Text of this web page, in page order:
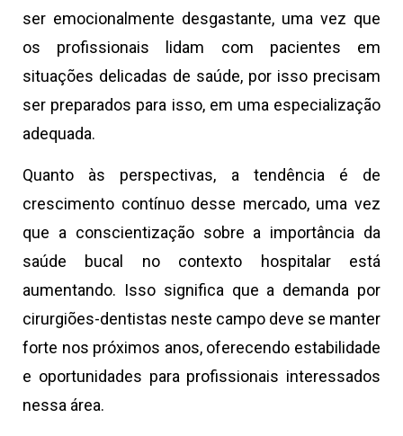
ser emocionalmente desgastante, uma vez que
os profissionais lidam com pacientes em
situações delicadas de saúde, por isso precisam
ser preparados para isso, em uma especialização
adequada.
Quanto às perspectivas, a tendência é de
crescimento contínuo desse mercado, uma vez
que a conscientização sobre a importância da
saúde bucal no contexto hospitalar está
aumentando. Isso significa que a demanda por
cirurgiões-dentistas neste campo deve se manter
forte nos próximos anos, oferecendo estabilidade
e oportunidades para profissionais interessados
nessa área.